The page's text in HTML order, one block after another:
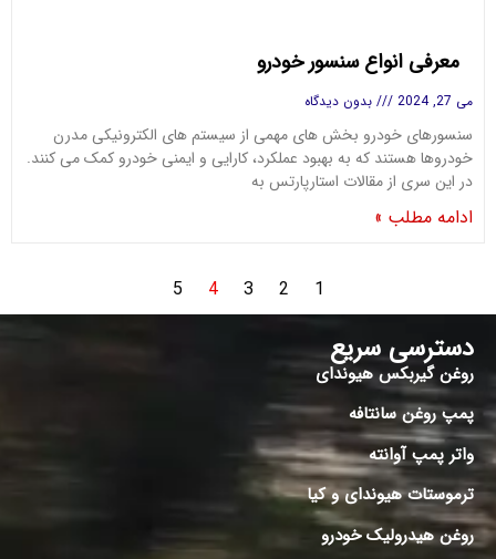
معرفی انواع سنسور خودرو
می 27, 2024 بدون دیدگاه
سنسورهای خودرو بخش ‌های مهمی از سیستم‌ های الکترونیکی مدرن
خودروها هستند که به بهبود عملکرد، کارایی و ایمنی خودرو کمک می ‌کنند.
در این سری از مقالات استارپارتس به
ادامه مطلب »
1
2
3
4
5
دسترسی سریع
روغن گیربکس هیوندای
پمپ روغن سانتافه
واتر پمپ آوانته
ترموستات هیوندای و کیا
روغن هیدرولیک خودرو